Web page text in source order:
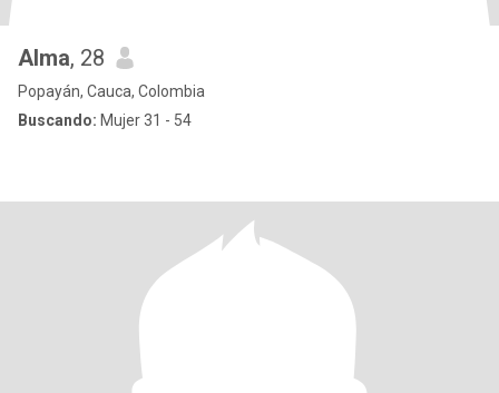
Alma, 28
Popayán, Cauca, Colombia
Buscando: Mujer 31 - 54